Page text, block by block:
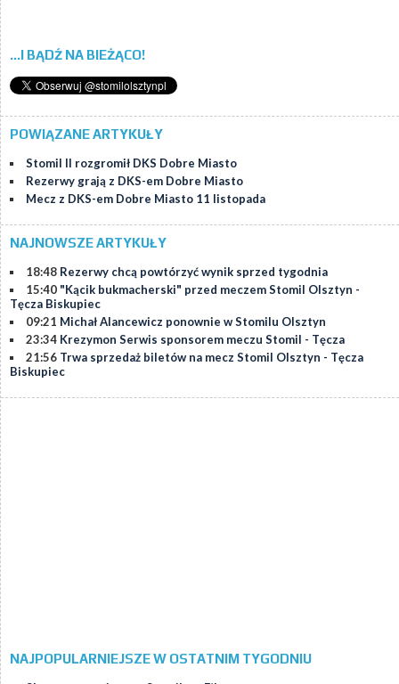
...I BĄDŹ NA BIEŻĄCO!
POWIĄZANE ARTYKUŁY
Stomil II rozgromił DKS Dobre Miasto
Rezerwy grają z DKS-em Dobre Miasto
Mecz z DKS-em Dobre Miasto 11 listopada
NAJNOWSZE ARTYKUŁY
18:48 Rezerwy chcą powtórzyć wynik sprzed tygodnia
15:40 "Kącik bukmacherski" przed meczem Stomil Olsztyn -
Tęcza Biskupiec
09:21 Michał Alancewicz ponownie w Stomilu Olsztyn
23:34 Krezymon Serwis sponsorem meczu Stomil - Tęcza
21:56 Trwa sprzedaż biletów na mecz Stomil Olsztyn - Tęcza
Biskupiec
NAJPOPULARNIEJSZE W OSTATNIM TYGODNIU